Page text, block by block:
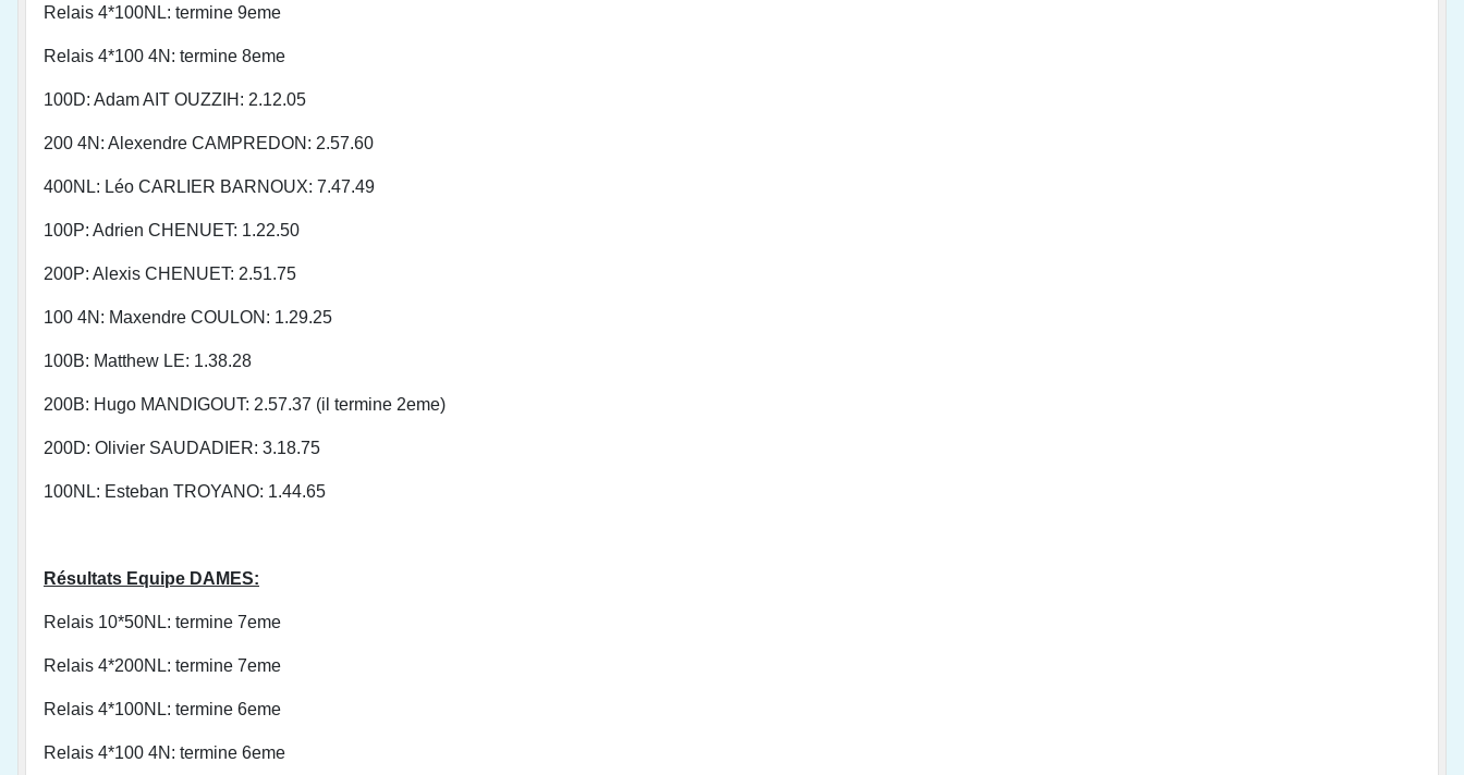
Relais 4*100NL: termine 9eme
Relais 4*100 4N: termine 8eme
100D: Adam AIT OUZZIH: 2.12.05
200 4N: Alexendre CAMPREDON: 2.57.60
400NL: Léo CARLIER BARNOUX: 7.47.49
100P: Adrien CHENUET: 1.22.50
200P: Alexis CHENUET: 2.51.75
100 4N: Maxendre COULON: 1.29.25
100B: Matthew LE: 1.38.28
200B: Hugo MANDIGOUT: 2.57.37 (il termine 2eme)
200D: Olivier SAUDADIER: 3.18.75
100NL: Esteban TROYANO: 1.44.65
Résultats Equipe DAMES:
Relais 10*50NL: termine 7eme
Relais 4*200NL: termine 7eme
Relais 4*100NL: termine 6eme
Relais 4*100 4N: termine 6eme